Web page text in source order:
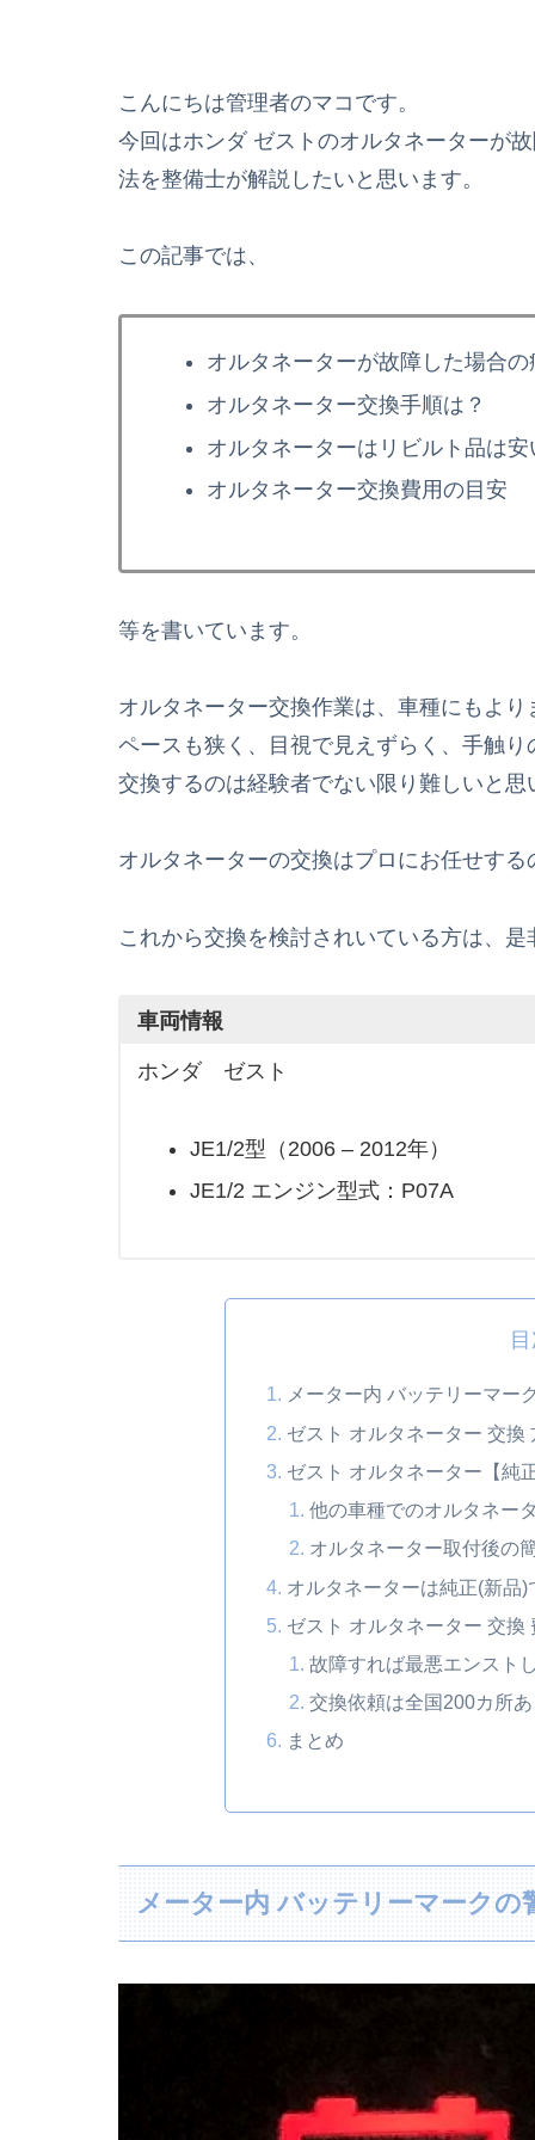
こんにちは管理者のマコです。
今回はホンダ ゼストのオルタネーターが
法を整備士が解説したいと思います。
この記事では、
オルタネーターが故障した場合の
オルタネーター交換手順は？
オルタネーターはリビルト品は
オルタネーター交換費用の目安
等を書いています。
オルタネーター交換作業は、車種にもよ
ペースも狭く、目視で見えずらく、手触
交換するのは経験者でない限り難しいと思
オルタネーターの交換はプロにお任せする
これから交換を検討されいている方は、
車両情報
ホンダ ゼスト
JE1/2型（2006 – 2012年）
JE1/2 エンジン型式：P07A
メーター内 バッテリーマー
ゼスト オルタネーター 交換
ゼスト オルタネーター【純
他の車種でのオルタネー
オルタネーター取付後の
オルタネーターは純正(新品
ゼスト オルタネーター 交換
故障すれば最悪エンスト
交換依頼は全国200カ所
まとめ
メーター内 バッテリーマークの